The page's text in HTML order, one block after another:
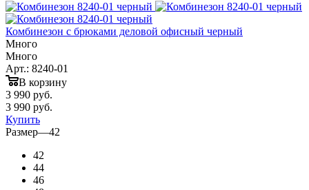
Комбинезон с брюками деловой офисный черный
Много
Много
Арт.: 8240-01
В корзину
3 990 руб.
3 990 руб.
Купить
Размер—42
42
44
46